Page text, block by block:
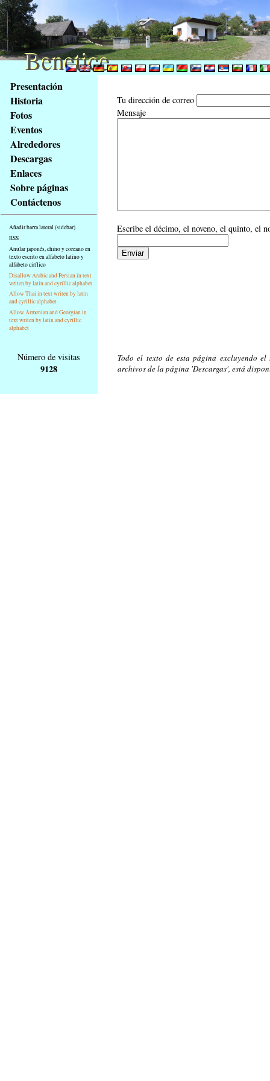
obsah
stránky
Klávesové
zkratky
tomto
webu
základní
Hlavní
strana
Presentación
Historia
Fotos
Eventos
Alrededores
Descargas
Enlaces
Sobre páginas
Contáctenos
Añadir barra lateral (sidebar)
RSS
Anular japonés, chino y coreano en
texto escrito en alfabeto latino y
alfabeto cirílico
Disallow Arabic and Persian in text
writen by latin and cyrillic alphabet
Allow Thai in text writen by latin
and cyrillic alphabet
Allow Armenian and Georgian in
text writen by latin and cyrillic
alphabet
Tu dirección de correo
Mensaje
Escribe el décimo, el noveno, el quinto, el
Número de visitas
9128
Todo el texto de esta página excluyendo
archivos de la página 'Descargas', está
Benetice
Benetice